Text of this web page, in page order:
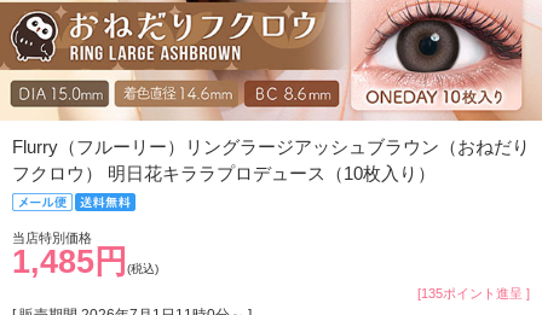
Flurry（フルーリー）リングラージアッシュブラウン（おねだり
フクロウ） 明日花キララプロデュース（10枚入り）
当店特別価格
1,485円 (税込)
[135ポイント進呈 ]